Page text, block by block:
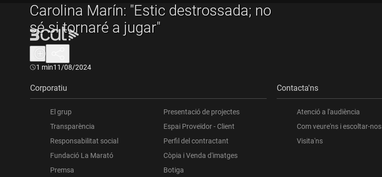
Carolina Marín: "Estic destrossada; no
sé si tornaré a jugar"
Durada:
1 min11/08/2024
Corporatiu
El grup
Transparència
Responsabilitat social
Fundació La Marató
Premsa
Presentació de projectes
Espai Proveïdor - Client
Perfil del contractant
Còpia i Venda d'imatges
Botiga
Contacta'ns
Atenció a l'audiència
Com veure'ns i escoltar-nos
Visita'ns